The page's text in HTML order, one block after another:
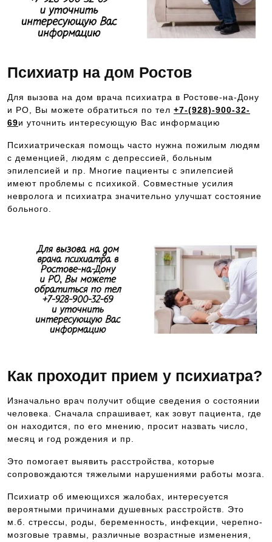
Психиатр на дом Ростов
Для вызова на дом врача психиатра в Ростове-на-Дону
и РО, Вы можете обратиться по тел +7-(928)-900-32-
69и уточнить интересующую Вас информацию
Психиатрическая помощь часто нужна пожилым людям
с деменцией, людям с депрессией, больным
эпилепсией и пр. Многие пациенты с эпилепсией
имеют проблемы с психикой. Совместные усилия
невролога и психиатра значительно улучшат состояние
больного.
Как проходит прием у психиатра?
Изначально врач получит общие сведения о состоянии
человека. Сначала спрашивает, как зовут пациента, где
он находится, по его мнению, просит назвать число,
месяц и год рождения и пр.
Это помогает выявить расстройства, которые
сопровождаются тяжелыми нарушениями работы мозга.
Психиатр об имеющихся жалобах, интересуется
вероятными причинами душевных расстройств. Это
м.б. стрессы, роды, беременность, инфекции, черепно-
мозговые травмы, различные возрастные изменения,